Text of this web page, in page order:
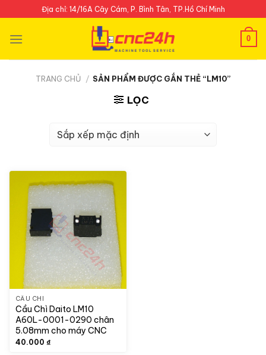
to
content
Địa chỉ: 14/16A Cây Cám, P. Bình Tân, TP.Hồ Chí Minh
0
TRANG CHỦ / SẢN PHẨM ĐƯỢC GẮN THẺ “LM10”
LỌC
CẦU CHÌ
Cầu Chì Daito LM10
A60L-0001-0290 chân
5.08mm cho máy CNC
40.000 ₫